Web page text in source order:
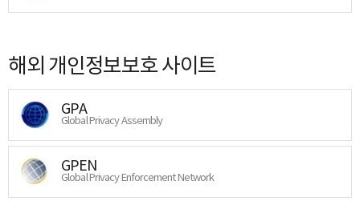
해외 개인정보보호 사이트
GPA
Global Privacy Assembly
GPEN
Global Privacy Enforcement Network